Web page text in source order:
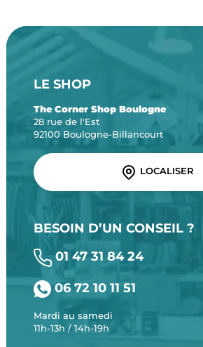
LE SHOP
The Corner Shop Boulogne
28 rue de l'Est
92100 Boulogne-Billancourt
LOCALISER
BESOIN D’UN CONSEIL ?
01 47 31 84 24
06 72 10 11 51
Mardi au samedi
11h-13h / 14h-19h